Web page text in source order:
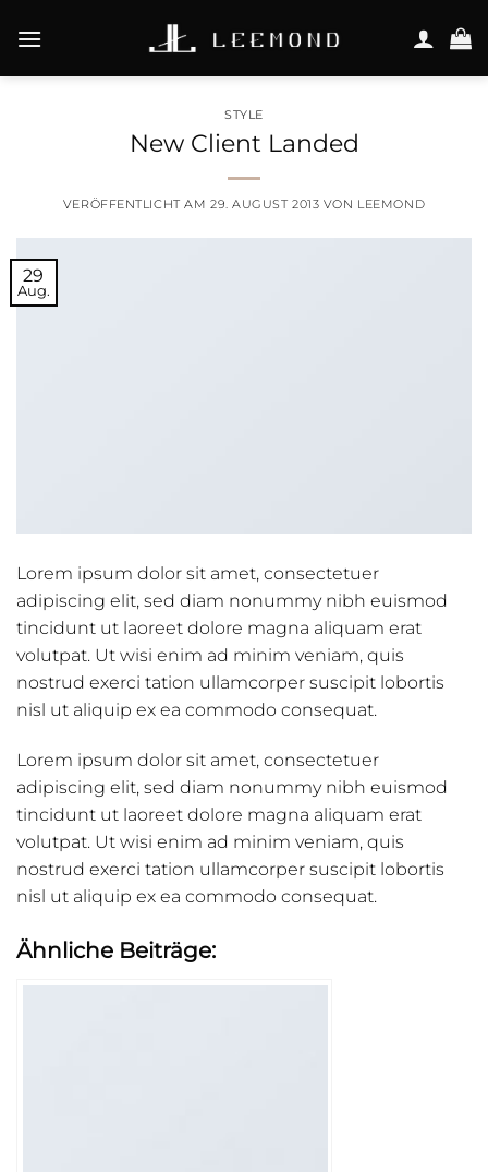
Inhalt
STYLE
New Client Landed
VERÖFFENTLICHT AM 29. AUGUST 2013 VON LEEMOND
29
Aug.
Lorem ipsum dolor sit amet, consectetuer
adipiscing elit, sed diam nonummy nibh euismod
tincidunt ut laoreet dolore magna aliquam erat
volutpat. Ut wisi enim ad minim veniam, quis
nostrud exerci tation ullamcorper suscipit lobortis
nisl ut aliquip ex ea commodo consequat.
Lorem ipsum dolor sit amet, consectetuer
adipiscing elit, sed diam nonummy nibh euismod
tincidunt ut laoreet dolore magna aliquam erat
volutpat. Ut wisi enim ad minim veniam, quis
nostrud exerci tation ullamcorper suscipit lobortis
nisl ut aliquip ex ea commodo consequat.
Ähnliche Beiträge: